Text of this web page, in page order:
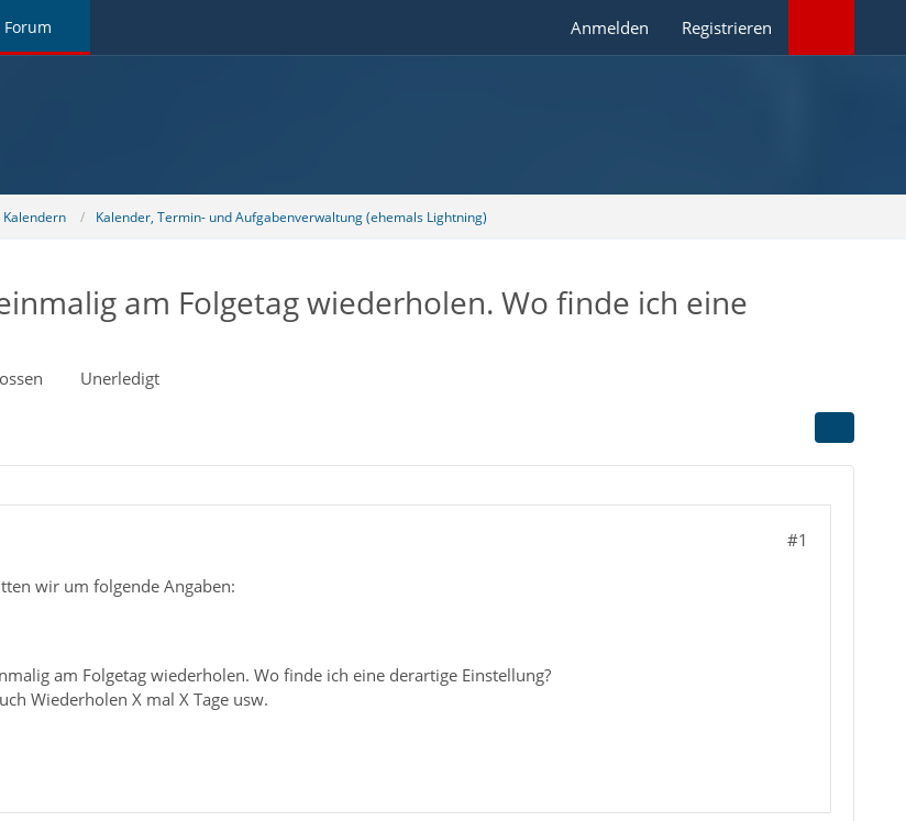
Forum Anmelden Registrieren
Kalender, Termin- und Aufgabenverwaltung (ehemals Lightning)
am Folgetag wiederholen. Wo finde ich eine
Unerledigt
#1
wir um folgende Angaben:
am Folgetag wiederholen. Wo finde ich eine derartige Einstellung?
Wiederholen X mal X Tage usw.